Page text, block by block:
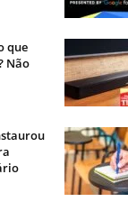
que
Não